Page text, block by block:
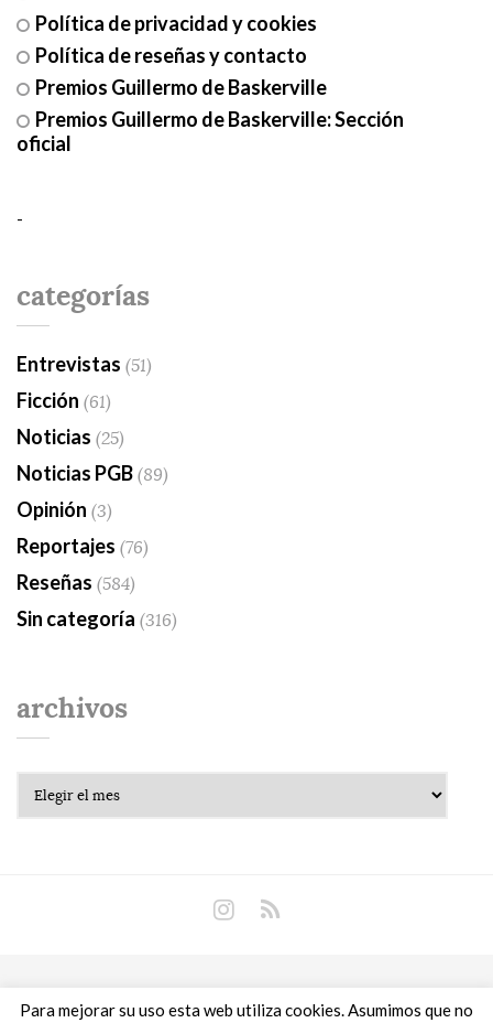
Política de privacidad y cookies
Política de reseñas y contacto
Premios Guillermo de Baskerville
Premios Guillermo de Baskerville: Sección
oficial
-
categorías
Entrevistas (51)
Ficción (61)
Noticias (25)
Noticias PGB(89)
Opinión (3)
Reportajes (76)
Reseñas (584)
Sin categoría (316)
archivos
Copyright © 2018 Libros Prohibidos •
Política de
Para mejorar su uso esta web utiliza cookies. Asumimos que no